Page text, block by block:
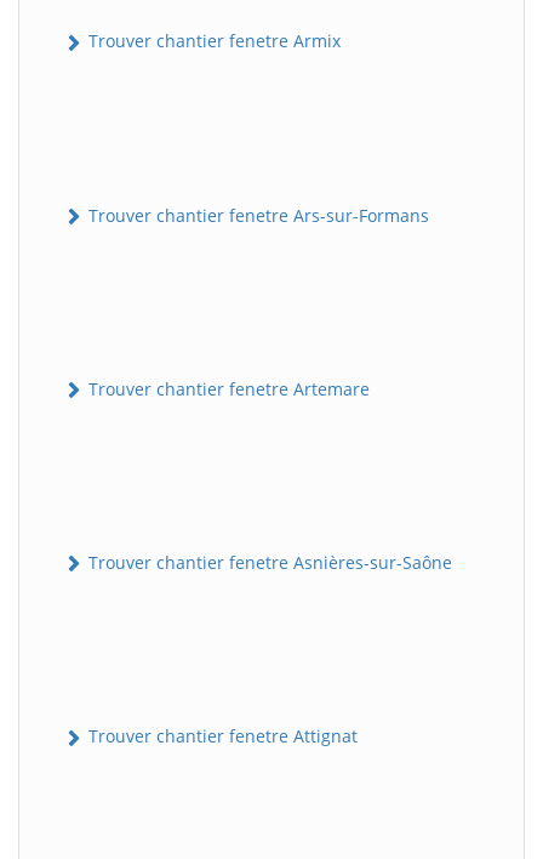
Trouver chantier fenetre Armix
Trouver chantier fenetre Ars-sur-Formans
Trouver chantier fenetre Artemare
Trouver chantier fenetre Asnières-sur-Saône
Trouver chantier fenetre Attignat